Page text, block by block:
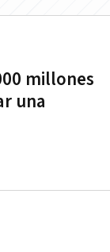
millones
una